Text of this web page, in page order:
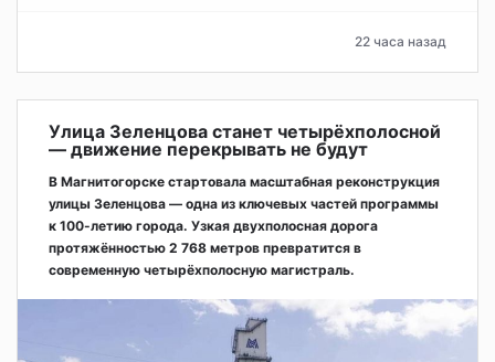
22 часа назад
Улица Зеленцова станет четырёхполосной
— движение перекрывать не будут
В Магнитогорске стартовала масштабная реконструкция
улицы Зеленцова — одна из ключевых частей программы
к 100-летию города. Узкая двухполосная дорога
протяжённостью 2 768 метров превратится в
современную четырёхполосную магистраль.